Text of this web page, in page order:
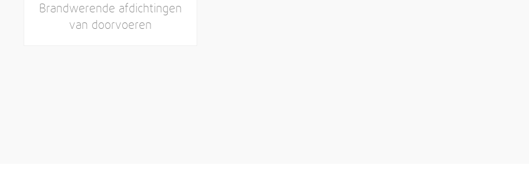
Brandwerende afdichtingen
van doorvoeren